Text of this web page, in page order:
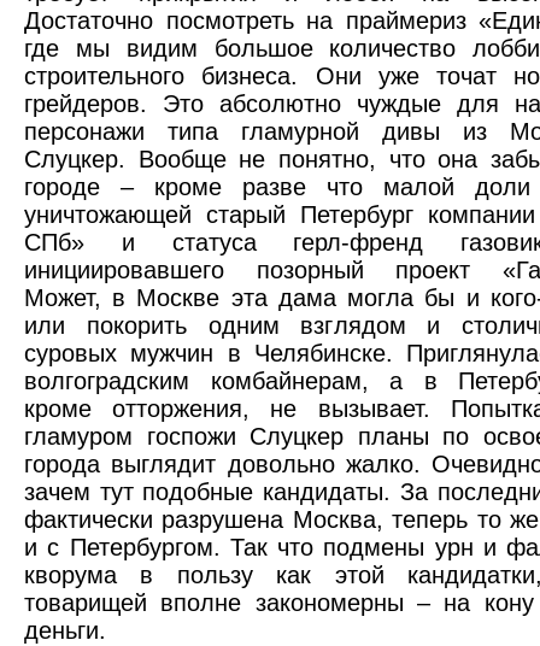
Достаточно посмотреть на праймериз
где мы видим большое количество
строительного бизнеса. Они уже точат
грейдеров. Это абсолютно чуждые для
персонажи типа гламурной дивы из
Слуцкер. Вообще не понятно, что она
городе – кроме разве что малой доли
уничтожающей старый Петербург
СПб» и статуса герл-френд
инициировавшего позорный проект
Может, в Москве эта дама могла бы и
или покорить одним взглядом и
суровых мужчин в Челябинске.
волгоградским комбайнерам, а в
кроме отторжения, не вызывает.
гламуром госпожи Слуцкер планы по
города выглядит довольно жалко.
зачем тут подобные кандидаты. За
фактически разрушена Москва, теперь то
и с Петербургом. Так что подмены урн и
кворума в пользу как этой
товарищей вполне закономерны – на кону
деньги.